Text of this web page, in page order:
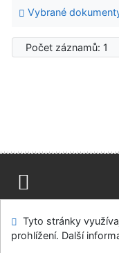
Vybrané
Počet záznamů: 1
Modul OpenSearch
Tyto stránky
prohlížení. Další